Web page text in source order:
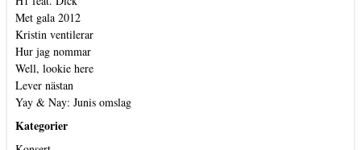
Met gala 2012
Kristin ventilerar
Hur jag nommar
Well, lookie here
Lever nästan
Yay & Nay: Junis omslag
Kategorier